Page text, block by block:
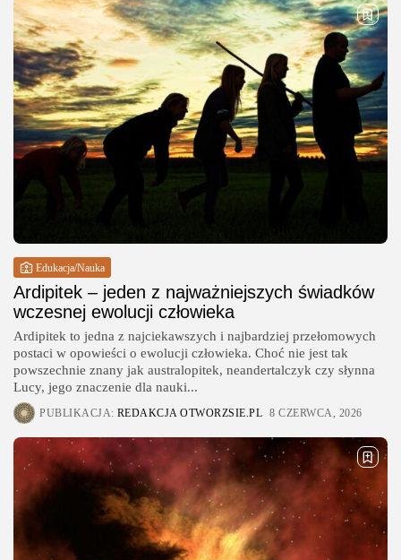
Edukacja/Nauka
Ardipitek – jeden z najważniejszych świadków
wczesnej ewolucji człowieka
Ardipitek to jedna z najciekawszych i najbardziej przełomowych
postaci w opowieści o ewolucji człowieka. Choć nie jest tak
powszechnie znany jak australopitek, neandertalczyk czy słynna
Lucy, jego znaczenie dla nauki...
PUBLIKACJA: REDAKCJA OTWORZSIE.PL 8 CZERWCA, 2026